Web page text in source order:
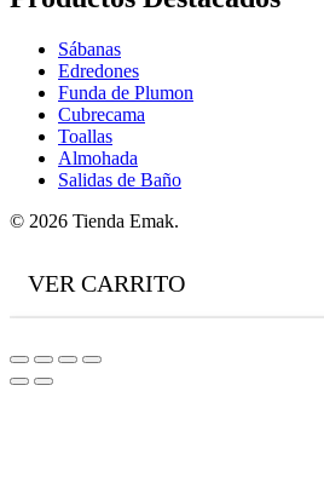
Sábanas
Edredones
Funda de Plumon
Cubrecama
Toallas
Almohada
Salidas de Baño
© 2026 Tienda Emak.
VER CARRITO